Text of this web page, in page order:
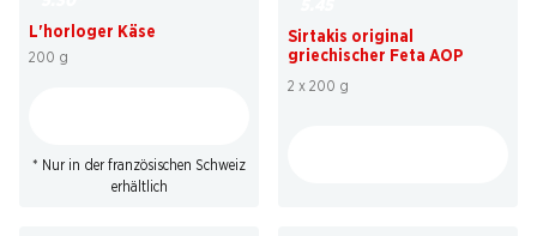
L'horloger Käse
200 g
* Nur in der französischen Schweiz
erhältlich
Sirtakis original
griechischer Feta AOP
2 x 200 g